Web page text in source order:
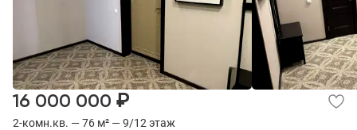
2-комн.кв. — 76 м² — 9/12 этаж
16 000 000 ₽